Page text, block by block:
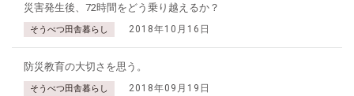
災害発生後、72時間をどう乗り越えるか？
そうべつ田舎暮らし 2018年10月16日
防災教育の大切さを思う。
そうべつ田舎暮らし 2018年09月19日